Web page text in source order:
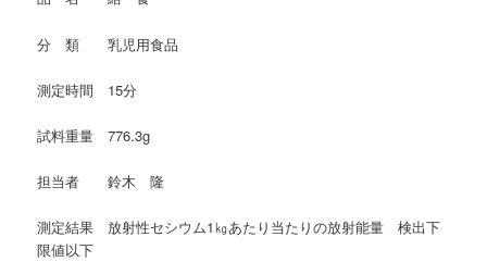
分 類 乳児用食品
測定時間 15分
試料重量 776.3g
担当者 鈴木 隆
測定結果 放射性セシウム1㎏あたり当たりの放射能量 検出下
限値以下